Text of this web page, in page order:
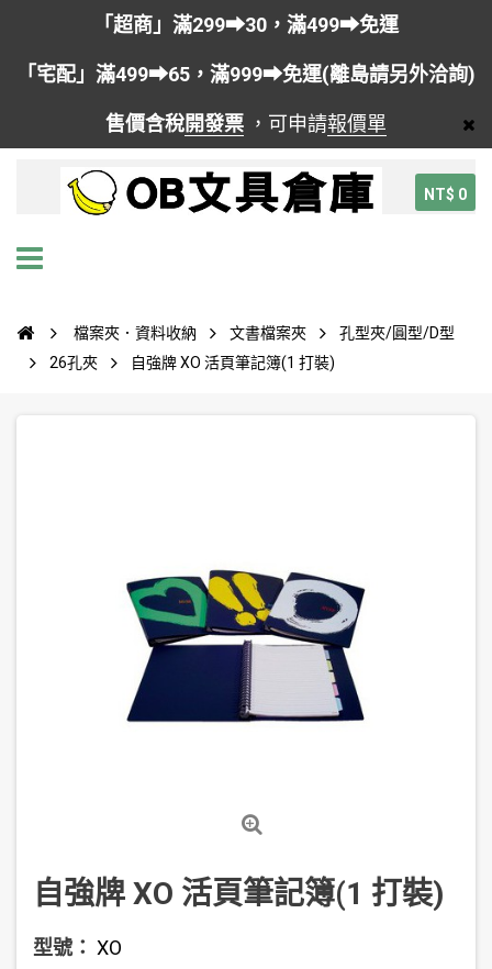
「超商」滿299➡30，滿499➡免運
「宅配」滿499➡65，滿999➡免運(離島請另外洽詢)
售價含稅開發票 ，可申請報價單
NT$ 0
檔案夾．資料收納 文書檔案夾
孔型夾/圓型/D型
26孔夾
自強牌 XO 活頁筆記簿(1 打裝)
自強牌 XO 活頁筆記簿(1 打裝)
型號： XO